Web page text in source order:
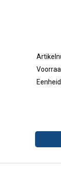
Eenheid